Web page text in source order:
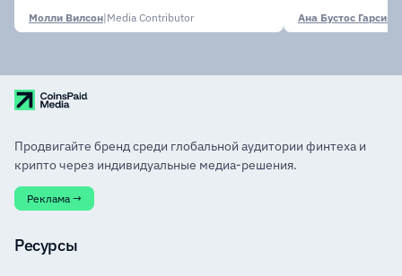
Молли Вилсон|Media Contributor Ана Бустос Гарсия
Продвигайте бренд среди глобальной аудитории финтеха и
крипто через индивидуальные медиа-решения.
Реклама →
Ресурсы